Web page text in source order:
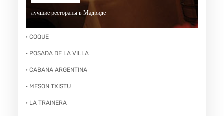
лучшие рестораны в Мадриде
· COQUE
· POSADA DE LA VILLA
· CABAÑA ARGENTINA
· MESON TXISTU
· LA TRAINERA